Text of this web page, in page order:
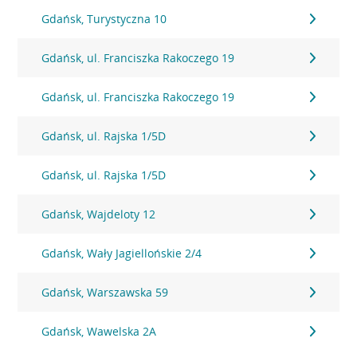
Gdańsk, Turystyczna 10
Gdańsk, ul. Franciszka Rakoczego 19
Gdańsk, ul. Franciszka Rakoczego 19
Gdańsk, ul. Rajska 1/5D
Gdańsk, ul. Rajska 1/5D
Gdańsk, Wajdeloty 12
Gdańsk, Wały Jagiellońskie 2/4
Gdańsk, Warszawska 59
Gdańsk, Wawelska 2A